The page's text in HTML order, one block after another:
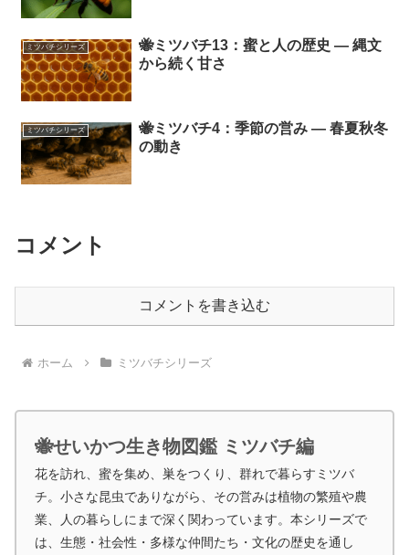
ミツバチシリーズ
🐝ミツバチ13：蜜と人の歴史 ― 縄文
から続く甘さ
ミツバチシリーズ
🐝ミツバチ4：季節の営み ― 春夏秋冬
の動き
コメント
コメントを書き込む
ホーム ミツバチシリーズ
🐝せいかつ生き物図鑑 ミツバチ編
花を訪れ、蜜を集め、巣をつくり、群れで暮らすミツバ
チ。小さな昆虫でありながら、その営みは植物の繁殖や農
業、人の暮らしにまで深く関わっています。本シリーズで
は、生態・社会性・多様な仲間たち・文化の歴史を通し